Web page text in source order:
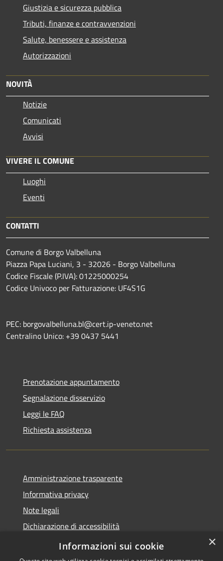
Giustizia e sicurezza pubblica
Tributi, finanze e contravvenzioni
Salute, benessere e assistenza
Autorizzazioni
NOVITÀ
Notizie
Comunicati
Avvisi
VIVERE IL COMUNE
Luoghi
Eventi
CONTATTI
Comune di Borgo Valbelluna
Piazza Papa Luciani, 3 - 32026 - Borgo Valbelluna
Codice Fiscale (P.IVA): 01225000254
Codice Univoco per Fatturazione: UF4S1G
PEC: borgovalbelluna.bl@cert.ip-veneto.net
Centralino Unico: +39 0437 5441
Prenotazione appuntamento
Segnalazione disservizio
Leggi le FAQ
Richiesta assistenza
Amministrazione trasparente
Informativa privacy
Note legali
Dichiarazione di accessibilità
Piano di miglioramento dei servizi
×
Informazioni sui cookie